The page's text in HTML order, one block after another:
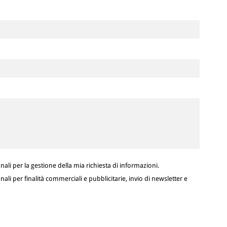
per la gestione della mia richiesta di informazioni.
per finalità commerciali e pubblicitarie, invio di newsletter e